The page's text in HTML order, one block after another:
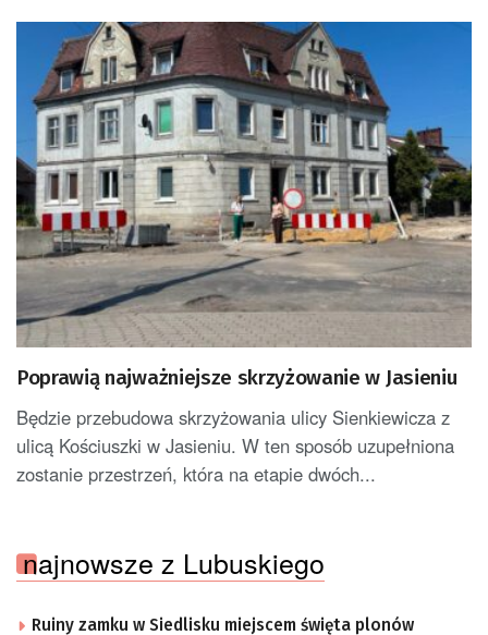
Poprawią najważniejsze skrzyżowanie w Jasieniu
Będzie przebudowa skrzyżowania ulicy Sienkiewicza z
ulicą Kościuszki w Jasieniu. W ten sposób uzupełniona
zostanie przestrzeń, która na etapie dwóch...
najnowsze z Lubuskiego
Ruiny zamku w Siedlisku miejscem święta plonów